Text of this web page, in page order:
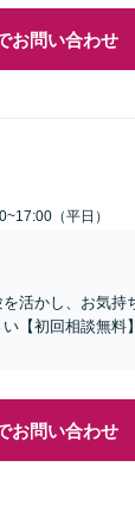
お問い合わせ
（平日）
活かし、お気持
【初回相談無料
お問い合わせ